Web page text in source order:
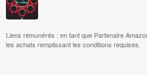
Liens rémunérés : en tant que Partenaire
les achats remplissant les conditions requises.